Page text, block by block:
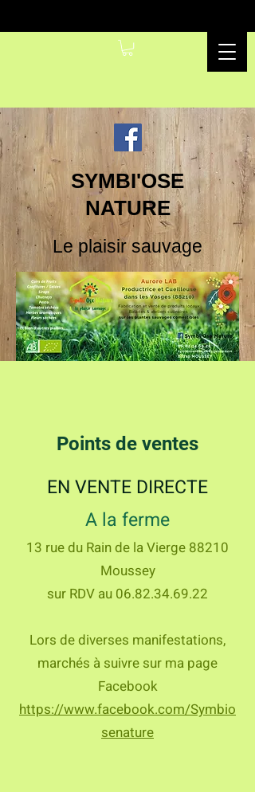
SYMBI'OSE
NATURE
Le plaisir sauvage
Points de ventes
EN VENTE DIRECTE
A la ferme
13 rue du Rain de la Vierge 88210
Moussey
sur RDV au 06.82.34.69.22
Lors de diverses manifestations,
marchés à suivre sur ma page
Facebook
https://www.facebook.com/Symbio
senature